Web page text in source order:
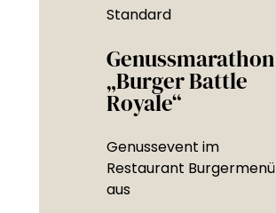
Standard
Genussmarathon
„Burger Battle
Royale“
Genussevent im
Restaurant Burgermenü
aus